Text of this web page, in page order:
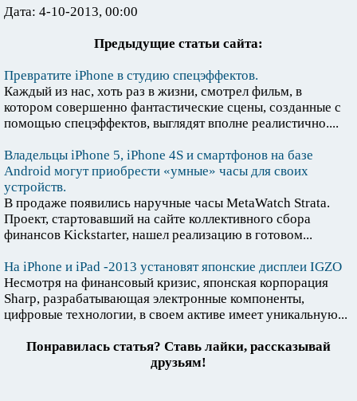
Дата: 4-10-2013, 00:00
Предыдущие статьи сайта:
Превратите iPhone в студию спецэффектов.
Каждый из нас, хоть раз в жизни, смотрел фильм, в
котором совершенно фантастические сцены, созданные с
помощью спецэффектов, выглядят вполне реалистично....
Владельцы iPhone 5, iPhone 4S и смартфонов на базе
Android могут приобрести «умные» часы для своих
устройств.
В продаже появились наручные часы MetaWatch Strata.
Проект, стартовавший на сайте коллективного сбора
финансов Kickstarter, нашел реализацию в готовом...
На iPhone и iPad -2013 установят японские дисплеи IGZO
Несмотря на финансовый кризис, японская корпорация
Sharp, разрабатывающая электронные компоненты,
цифровые технологии, в своем активе имеет уникальную...
Понравилась статья? Ставь лайки, рассказывай
друзьям!